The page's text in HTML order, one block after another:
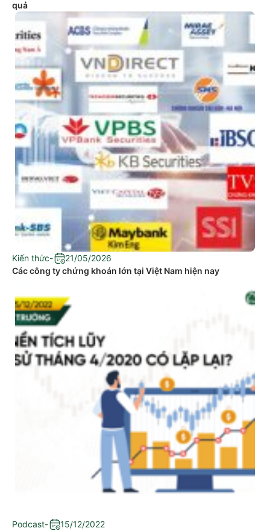
quả
Kiến thức-
21/05/2026
Các công ty chứng khoán lớn tại Việt Nam hiện nay
Podcast-
15/12/2022